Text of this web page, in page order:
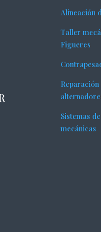
Alineación
Taller
Figueres
Sistemas
mecánicas